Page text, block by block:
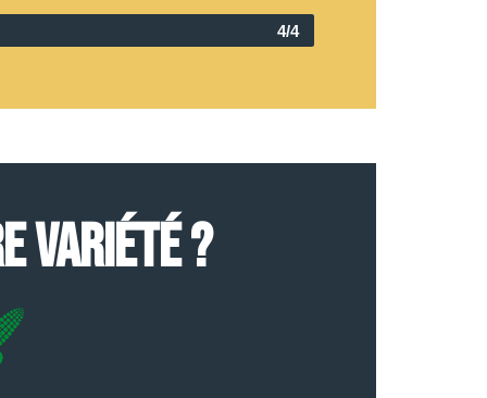
4/4
VARIÉTÉ ?